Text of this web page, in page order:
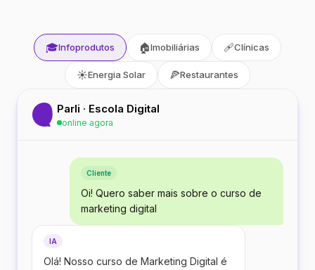
🎓Infoprodutos 🏠Imobiliárias 🩹Clínicas
☀️Energia Solar 🍕Restaurantes
Parli · Escola Digital
online agora
Cliente
Oi! Quero saber mais sobre o curso de
marketing digital
IA
Olá! Nosso curso de Marketing Digital é